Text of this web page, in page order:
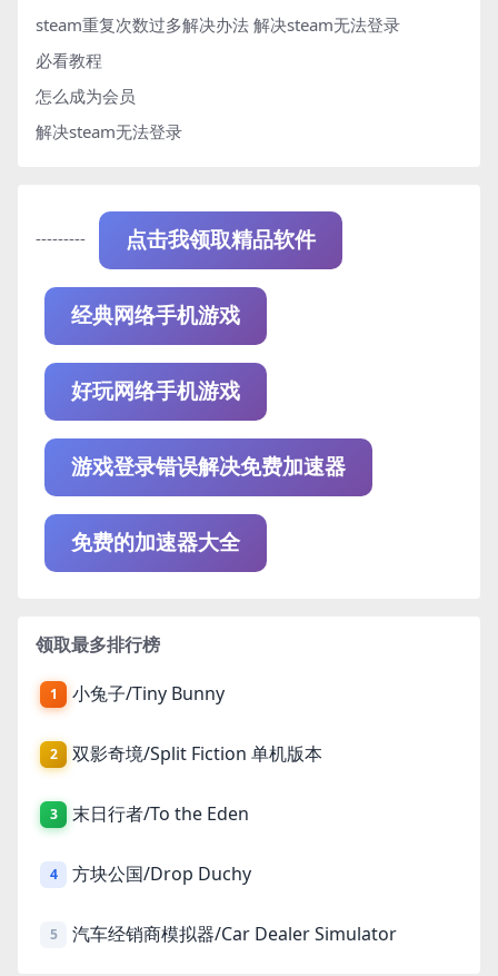
steam重复次数过多解决办法 解决steam无法登录
必看教程
怎么成为会员
解决steam无法登录
--------- 点击我领取精品软件
经典网络手机游戏
好玩网络手机游戏
游戏登录错误解决免费加速器
免费的加速器大全
领取最多排行榜
1 小兔子/Tiny Bunny
2 双影奇境/Split Fiction 单机版本
3 末日行者/To the Eden
4 方块公国/Drop Duchy
5 汽车经销商模拟器/Car Dealer Simulator